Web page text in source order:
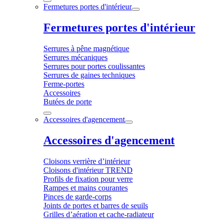
Fermetures portes d'intérieur
Fermetures portes d'intérieur
Serrures à pêne magnétique
Serrures mécaniques
Serrures pour portes coulissantes
Serrures de gaines techniques
Ferme-portes
Accessoires
Butées de porte
Accessoires d'agencement
Accessoires d'agencement
Cloisons verrière d’intérieur
Cloisons d'intérieur TREND
Profils de fixation pour verre
Rampes et mains courantes
Pinces de garde-corps
Joints de portes et barres de seuils
Grilles d’aération et cache-radiateur